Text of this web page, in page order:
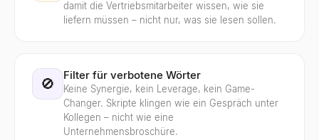
damit die Vertriebsmitarbeiter wissen, wie sie
liefern müssen – nicht nur, was sie lesen sollen.
🚫
Filter für verbotene Wörter
Keine Synergie, kein Leverage, kein Game-
Changer. Skripte klingen wie ein Gespräch unter
Kollegen – nicht wie eine
Unternehmensbroschüre.